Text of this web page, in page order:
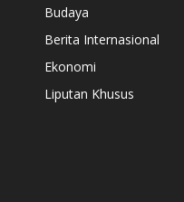
Budaya
Berita Internasional
Ekonomi
Liputan Khusus